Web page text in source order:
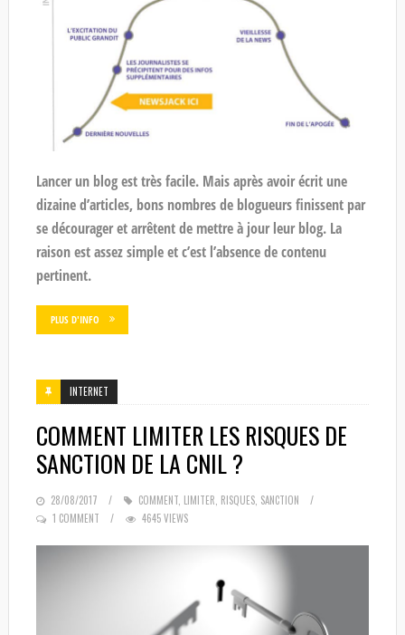
Lancer un blog est très facile. Mais après avoir écrit une
dizaine d’articles, bons nombres de blogueurs finissent par
se décourager et arrêtent de mettre à jour leur blog. La
raison est assez simple et c’est l’absence de contenu
pertinent.
PLUS D'INFO
INTERNET
COMMENT LIMITER LES RISQUES DE
SANCTION DE LA CNIL ?
POSTED
ON
28/08/2017 COMMENT, LIMITER RISQUES, SANCTION
1 COMMENT
4645 VIEWS